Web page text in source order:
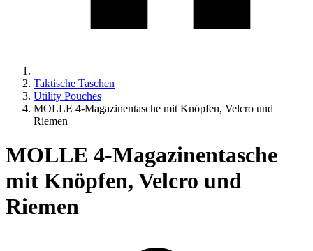
Taktische Taschen
Utility Pouches
MOLLE 4-Magazinentasche mit Knöpfen, Velcro und
Riemen
MOLLE 4-Magazinentasche
mit Knöpfen, Velcro und
Riemen